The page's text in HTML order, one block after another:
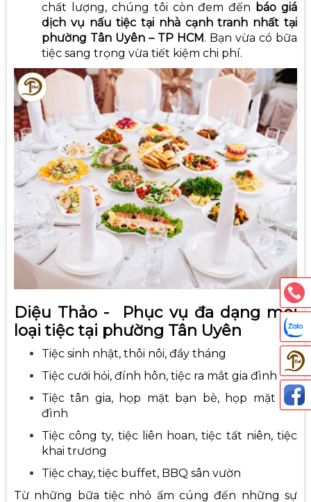
chất lượng, chúng tôi còn đem đến báo giá
dịch vụ nấu tiệc tại nhà cạnh tranh nhất tại
phường Tân Uyên – TP HCM . Bạn vừa có bữa
tiệc sang trọng vừa tiết kiệm chi phí.
Diệu Thảo - Phục vụ đa dạng mọi
loại tiệc tại phường Tân Uyên
Tiệc sinh nhật, thôi nôi, đầy tháng
Tiệc cưới hỏi, đính hôn, tiệc ra mắt gia đình
Tiệc tân gia, họp mặt bạn bè, họp mặt gia
đình
Tiệc công ty, tiệc liên hoan, tiệc tất niên, tiệc
khai trương
Tiệc chay, tiệc buffet, BBQ sân vườn
Từ những bữa tiệc nhỏ ấm cúng đến những sự